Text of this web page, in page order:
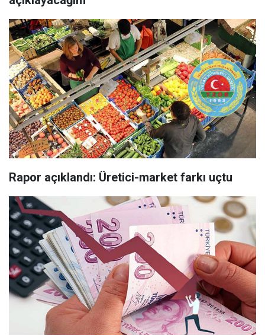
Rapor açıklandı: Üretici-market farkı uçtu